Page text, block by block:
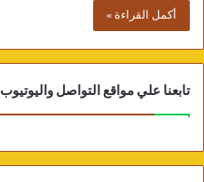
أكمل القراءة »
تابعنا علي مواقع التواصل واليوتيوب